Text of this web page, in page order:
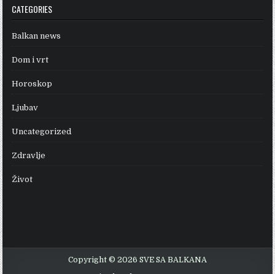
CATEGORIES
Balkan news
Dom i vrt
Horoskop
Ljubav
Uncategorized
Zdravlje
Život
Copyright © 2026 SVE SA BALKANA